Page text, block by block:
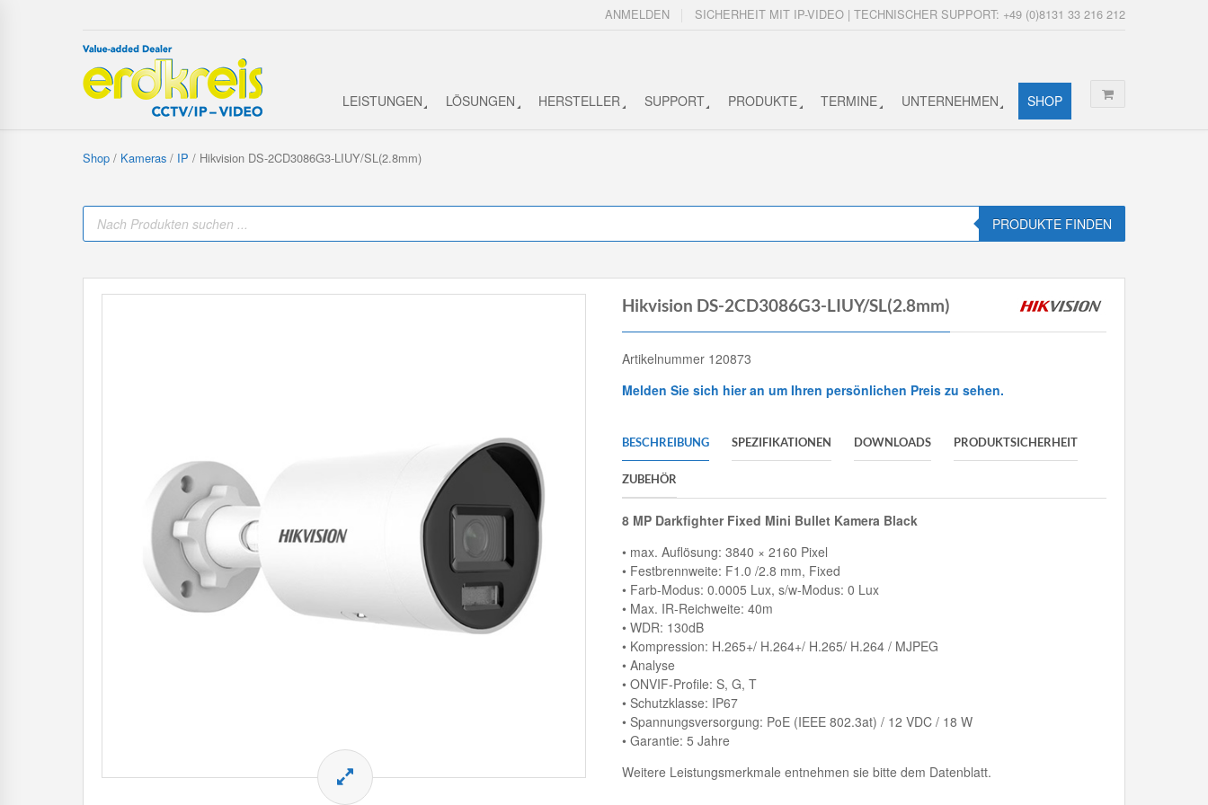
SICHERHEIT MIT IP-VIDEO | TECHNISCHER SUPPORT: +49 (0)8131 33 216 212
ANMELDEN
LEISTUNGEN LÖSUNGEN HERSTELLER SUPPORT PRODUKTE TERMINE UNTERNEHMEN SHOP
Shop / Kameras / IP / Hikvision DS-2CD3086G3-LIUY/SL(2.8mm)
P
o
PRODUKTE FINDEN
Hikvision DS-2CD3086G3-LIUY/SL(2.8mm)
Artikelnummer 120873
Melden Sie sich hier an um Ihren persönlichen Preis zu sehen.
BESCHREIBUNG SPEZIFIKATIONEN DOWNLOADS PRODUKTSICHERHEIT
ZUBEHÖR
8 MP Darkfighter Fixed Mini Bullet Kamera Black
• max. Auflösung: 3840 × 2160 Pixel
• Festbrennweite: F1.0 /2.8 mm, Fixed
• Farb-Modus: 0.0005 Lux, s/w-Modus: 0 Lux
• Max. IR-Reichweite: 40m
• WDR: 130dB
• Kompression: H.265+/ H.264+/ H.265/ H.264 / MJPEG
• Analyse
• ONVIF-Profile: S, G, T
• Schutzklasse: IP67
• Spannungsversorgung: PoE (IEEE 802.3at) / 12 VDC / 18 W
• Garantie: 5 Jahre
Weitere Leistungsmerkmale entnehmen sie bitte dem Datenblatt.